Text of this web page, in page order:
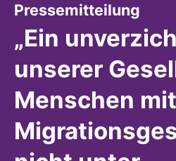
Pressemitteilung
„Ein
unserer
Menschen mit